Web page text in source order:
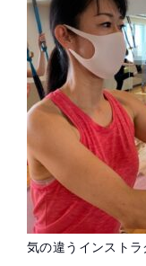
気の違うインスト